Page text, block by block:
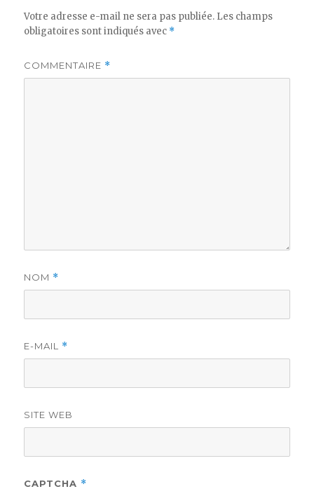
Votre adresse e-mail ne sera pas publiée. Les champs
obligatoires sont indiqués avec *
COMMENTAIRE *
NOM *
E-MAIL *
SITE WEB
CAPTCHA *